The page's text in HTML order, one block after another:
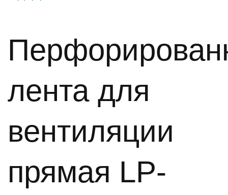
лента для
вентиляции
прямая LP-